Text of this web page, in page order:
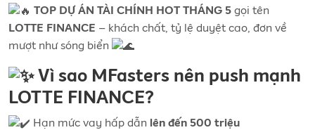
TOP DỰ ÁN TÀI CHÍNH HOT THÁNG 5 gọi tên
LOTTE FINANCE – khách chất, tỷ lệ duyệt cao, đơn về
mượt như sóng biển
Vì sao MFasters nên push mạnh
LOTTE FINANCE?
Hạn mức vay hấp dẫn lên đến 500 triệu